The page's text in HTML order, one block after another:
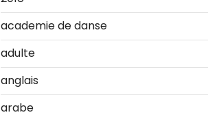
academie de danse
adulte
anglais
arabe